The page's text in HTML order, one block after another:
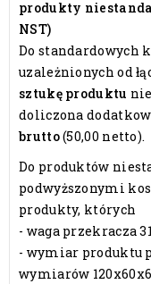
produkty
NST)
Do standardowych
uzależnionych od
sztukę produktu
doliczona
brutto(50,00 netto).
Do produktów
podwyższonymi
produkty, których
- waga przekracza
- wymiar produktu
wymiarów